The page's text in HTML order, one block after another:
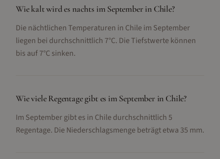
Wie kalt wird es nachts im September in Chile?
Die nächtlichen Temperaturen in Chile im September
liegen bei durchschnittlich 7°C. Die Tiefstwerte können
bis auf 7°C sinken.
Wie viele Regentage gibt es im September in Chile?
Im September gibt es in Chile durchschnittlich 5
Regentage. Die Niederschlagsmenge beträgt etwa 35 mm.